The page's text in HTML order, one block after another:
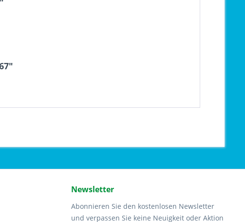
Newsletter
Abonnieren Sie den kostenlosen Newsletter
und verpassen Sie keine Neuigkeit oder Aktion